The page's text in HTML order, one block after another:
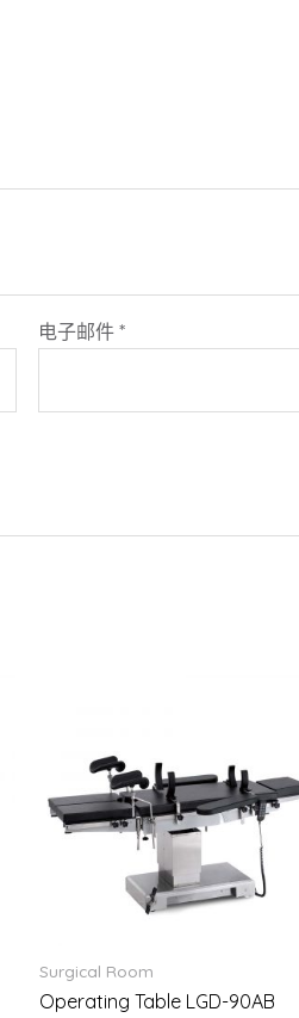
电子邮件*
Surgical Room
Operating Table LGD-90AB